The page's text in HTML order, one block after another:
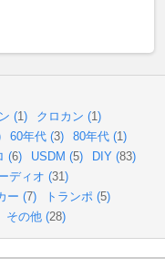
(1 ) クロカン (1 )
60年代 (3) 80年代 (1 )
(6) USDM (5) DIY (83)
ディオ (31 )
ー (7) トランポ (5)
その他 (28)